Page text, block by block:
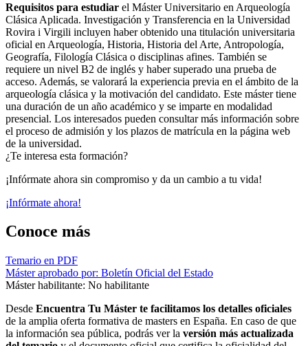
Requisitos para estudiar el Máster Universitario en Arqueología
Clásica Aplicada. Investigación y Transferencia en la Universidad
Rovira i Virgili incluyen haber obtenido una titulación universitaria
oficial en Arqueología, Historia, Historia del Arte, Antropología,
Geografía, Filología Clásica o disciplinas afines. También se
requiere un nivel B2 de inglés y haber superado una prueba de
acceso. Además, se valorará la experiencia previa en el ámbito de la
arqueología clásica y la motivación del candidato. Este máster tiene
una duración de un año académico y se imparte en modalidad
presencial. Los interesados pueden consultar más información sobre
el proceso de admisión y los plazos de matrícula en la página web
de la universidad.
¿Te interesa esta formación?
¡Infórmate ahora sin compromiso y da un cambio a tu vida!
¡Infórmate ahora!
Conoce más
Temario en PDF
Máster aprobado por: Boletín Oficial del Estado
Máster habilitante: No habilitante
Desde Encuentra Tu Máster te facilitamos los detalles oficiales
de la amplia oferta formativa de masters en España. En caso de que
la información sea pública, podrás ver la versión más actualizada